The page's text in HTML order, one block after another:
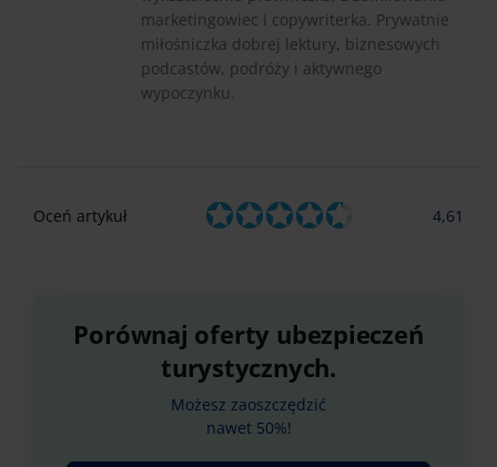
marketingowiec i copywriterka. Prywatnie
miłośniczka dobrej lektury, biznesowych
podcastów, podróży i aktywnego
wypoczynku.
Oceń artykuł 4,61
Porównaj oferty ubezpieczeń
turystycznych.
Możesz zaoszczędzić
nawet 50%!